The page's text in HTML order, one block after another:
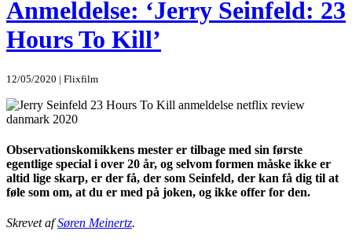
Anmeldelse: ‘Jerry Seinfeld: 23
Hours To Kill’
12/05/2020 | Flixfilm
Observationskomikkens mester er tilbage med sin første
egentlige special i over 20 år, og selvom formen måske ikke er
altid lige skarp, er der få, der som Seinfeld, der kan få dig til at
føle som om, at du er med på joken, og ikke offer for den.
Skrevet afSøren Meinertz.